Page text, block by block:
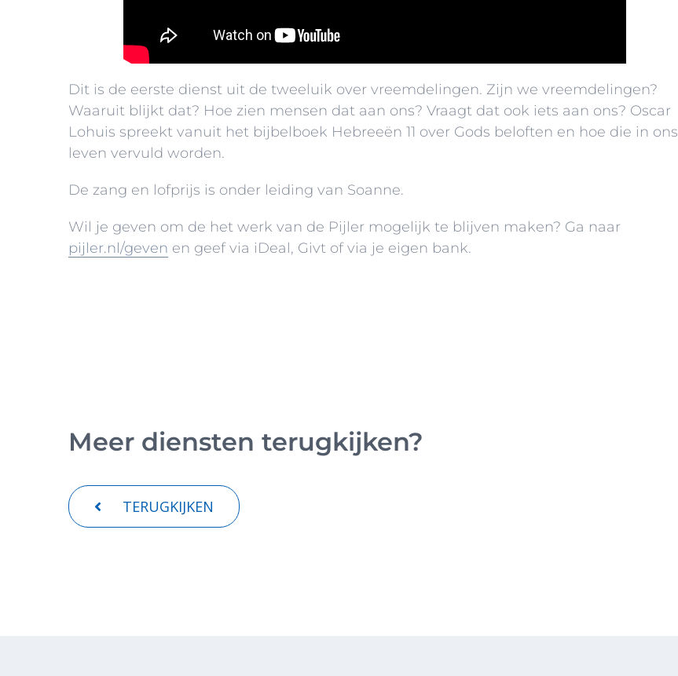
Dit is de eerste dienst uit de tweeluik over vreemdelingen. Zijn we vreemdelingen?
Waaruit blijkt dat? Hoe zien mensen dat aan ons? Vraagt dat ook iets aan ons? Oscar
Lohuis spreekt vanuit het bijbelboek Hebreeën 11 over Gods beloften en hoe die in ons
leven vervuld worden.
De zang en lofprijs is onder leiding van Soanne.
Wil je geven om de het werk van de Pijler mogelijk te blijven maken? Ga naar
pijler.nl/geven en geef via iDeal, Givt of via je eigen bank.
Meer diensten terugkijken?
TERUGKIJKEN